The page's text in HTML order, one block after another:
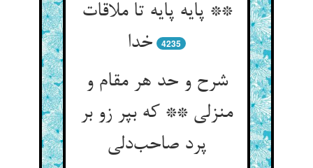
** پایه پایه تا ملاقات
خدا
4235
شرح و حد هر مقام و
منزلی ** که بپر زو بر
پرد صاحب‌دلی